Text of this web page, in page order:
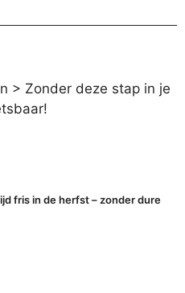
> Zonder deze stap in je
fris in de herfst – zonder dure